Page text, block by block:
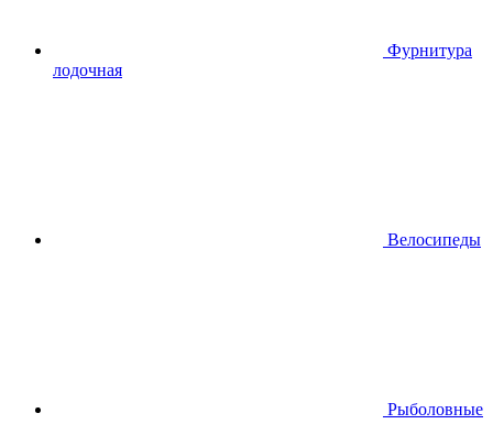
Фурнитура
лодочная
Велосипеды
Рыболовные